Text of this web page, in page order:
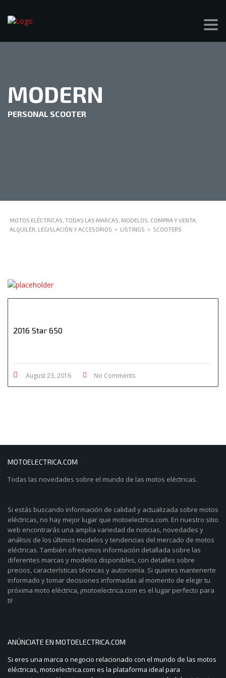
MODERN
PERSONAL SCOOTER
MOTOS ELÉCTRICAS, TODAS LAS MARCAS, MODELOS, COMPRA Y VENTA,
ALQUILER, LEGISLACIÓN Y ACCESORIOS > LISTINGS > SCOOTERS
2016 Star 650
August 23, 2016 No Comments
MOTOELECTRICA.COM
Todas las novedades sobre el mundo de las motos eléctricas.
Si estás buscando información de calidad y actualizada sobre motos
eléctricas, no hay mejor lugar que motoelectrica.com. En nuestro sitio
web encontrarás una amplia variedad de noticias, novedades y
análisis de los últimos modelos y tendencias del mercado de motos
eléctricas. También ofrecemos información detallada sobre las
diferentes marcas y modelos disponibles, con detalles sobre
precios, características técnicas y autonomía. Si quieres mantenerte
informado y tomar decisiones informadas al momento de elegir tu
próxima moto eléctrica, ¡motoelectrica.com es el lugar perfecto para
ti!
ANÚNCIATE EN MOTOELECTRICA.COM
Si eres una marca o negocio relacionado con el mundo de las motos
eléctricas, motoelectrica.com es la plataforma ideal para